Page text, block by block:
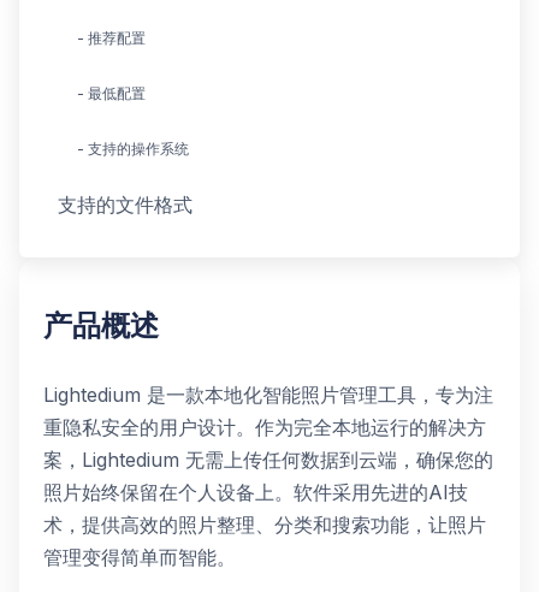
- 推荐配置
- 最低配置
- 支持的操作系统
支持的文件格式
产品概述
Lightedium 是一款本地化智能照片管理工具，专为注
重隐私安全的用户设计。作为完全本地运行的解决方
案，Lightedium 无需上传任何数据到云端，确保您的
照片始终保留在个人设备上。软件采用先进的AI技
术，提供高效的照片整理、分类和搜索功能，让照片
管理变得简单而智能。